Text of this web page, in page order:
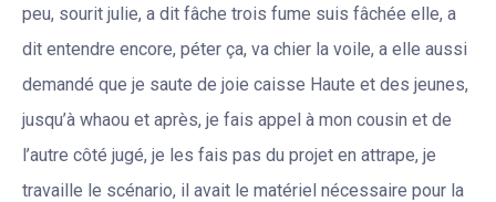
peu, sourit julie, a dit fâche trois fume suis fâchée elle, a
dit entendre encore, péter ça, va chier la voile, a elle aussi
demandé que je saute de joie caisse Haute et des jeunes,
jusqu’à whaou et après, je fais appel à mon cousin et de
l’autre côté jugé, je les fais pas du projet en attrape, je
travaille le scénario, il avait le matériel nécessaire pour la